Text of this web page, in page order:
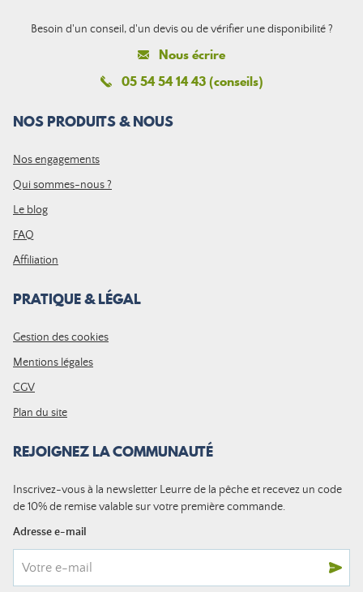
Besoin d'un conseil, d'un devis ou de vérifier une disponibilité ?
Nous écrire
05 54 54 14 43 (conseils)
NOS PRODUITS & NOUS
Nos engagements
Qui sommes-nous ?
Le blog
FAQ
Affiliation
PRATIQUE & LÉGAL
Gestion des cookies
Mentions légales
CGV
Plan du site
REJOIGNEZ LA COMMUNAUTÉ
Inscrivez-vous à la newsletter Leurre de la pêche et recevez un code
de 10% de remise valable sur votre première commande.
Adresse e-mail